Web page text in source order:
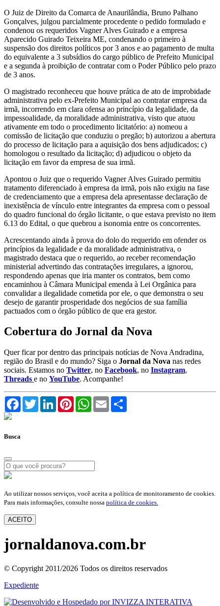
O Juiz de Direito da Comarca de Anaurilândia, Bruno Palhano
Gonçalves, julgou parcialmente procedente o pedido formulado e
condenou os requeridos Vagner Alves Guirado e a empresa
Aparecido Guirado Teixeira ME, condenando o primeiro à
suspensão dos direitos políticos por 3 anos e ao pagamento de multa
do equivalente a 3 subsídios do cargo público de Prefeito Municipal
e a segunda à proibição de contratar com o Poder Público pelo prazo
de 3 anos.
O magistrado reconheceu que houve prática de ato de improbidade
administrativa pelo ex-Prefeito Municipal ao contratar empresa da
irmã, incorrendo em clara ofensa ao princípio da legalidade, da
impessoalidade, da moralidade administrativa, visto que atuou
ativamente em todo o procedimento licitatório: a) nomeou a
comissão de licitação que conduziu o pregão; b) autorizou a abertura
do processo de licitação para a aquisição dos bens adjudicados; c)
homologou o resultado da licitação; d) adjudicou o objeto da
licitação em favor da empresa de sua irmã.
Apontou o Juiz que o requerido Vagner Alves Guirado permitiu
tratamento diferenciado à empresa da irmã, pois não exigiu na fase
de credenciamento que a empresa dela apresentasse declaração de
inexistência de vínculo entre integrantes da empresa com o pessoal
do quadro funcional do órgão licitante, o que estava previsto no item
6.13 do Edital, o que quebrou a isonomia entre os concorrentes.
Acrescentando ainda à prova do dolo do requerido em ofender os
princípios da legalidade e da moralidade administrativa, o
magistrado destaca que o requerido, ao receber recomendação
ministerial advertindo das contratações irregulares, a ignorou,
respondendo apenas que iria manter os contratos, bem como
encaminhou à Câmara Municipal emenda à Lei Orgânica para
convalidar a ilegalidade cometida por ele, o que demonstra o seu
desejo de garantir prosperidade dos negócios de sua família
pactuados com o órgão público de que era gestor.
Cobertura do Jornal da Nova
Quer ficar por dentro das principais notícias de Nova Andradina,
região do Brasil e do mundo? Siga o Jornal da Nova nas redes
sociais. Estamos no Twitter, no Facebook, no Instagram,
Threads e no YouTube. Acompanhe!
FacebookTwitterLinkedInPinterestWhatsApp
Email
Busca
Ao utilizar nossos serviços, você aceita a política de monitoramento de cookies.
Para mais informações, consulte nossa política de cookies.
ACEITO
jornaldanova.com.br
© Copyright 2011/2026 Todos os direitos reservados
Expediente